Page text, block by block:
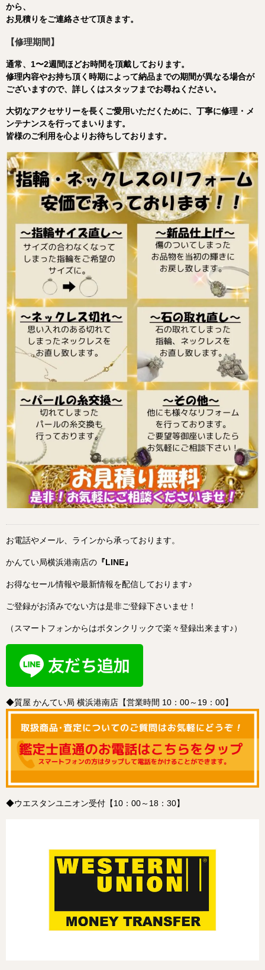
から、
お見積りをご連絡させて頂きます。
【修理期間】
通常、1〜2週間ほどお時間を頂戴しております。
修理内容やお持ち頂く時期によって納品までの期間が異なる場合が
ございますので、詳しくはスタッフまでお尋ねください。
大切なアクセサリーを長くご愛用いただくために、丁寧に修理・メ
ンテナンスを行ってまいります。
皆様のご利用を心よりお待ちしております。
お電話やメール、ラインから承っております。
かんてい局横浜港南店の 『LINE』
お得なセール情報や最新情報を配信しております♪
ご登録がお済みでない方は是非ご登録下さいませ！
（スマートフォンからはボタンクリックで楽々登録出来ます♪）
◆質屋 かんてい局 横浜港南店【営業時間 10：00～19：00】
◆ウエスタンユニオン受付【10：00～18：30】